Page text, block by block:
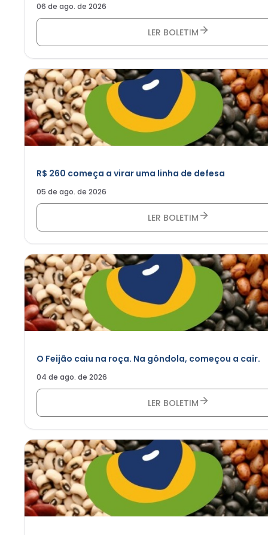
06 de ago. de 2026
LER BOLETIM
R$ 260 começa a virar uma linha de defesa
05 de ago. de 2026
LER BOLETIM
O Feijão caiu na roça. Na gôndola, começou a cair.
04 de ago. de 2026
LER BOLETIM